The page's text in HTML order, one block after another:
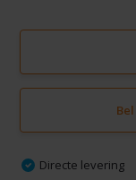
Directe levering